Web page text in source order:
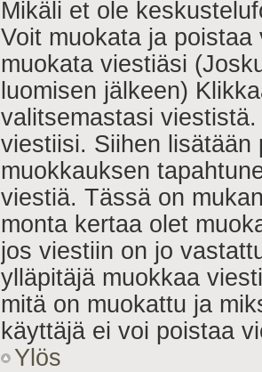
Mikäli et ole
Voit muokata ja
muokata viestiäsi
luomisen jälkeen)
valitsemastasi
viestiisi. Siihen lisätään
muokkauksen
viestiä. Tässä on
monta kertaa olet
jos viestiin on jo
ylläpitäjä muokkaa
mitä on muokattu ja
käyttäjä ei voi poistaa
Ylös